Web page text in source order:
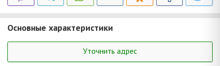
Основные характеристики
Уточнить адрес